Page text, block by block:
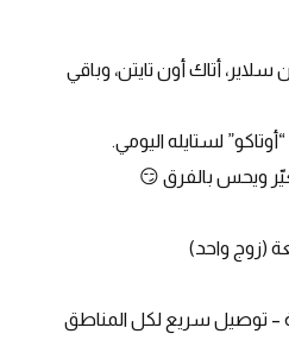
(زوج واحد)
توصيل سريع لكل المناطق